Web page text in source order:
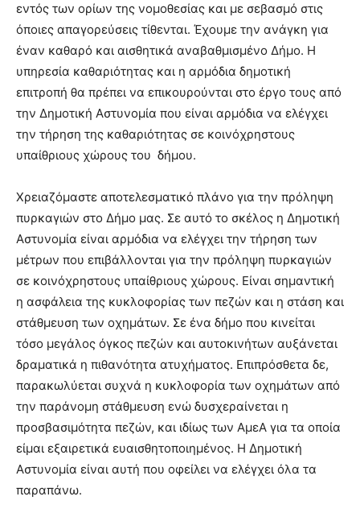
εντός των ορίων της νομοθεσίας και με σεβασμό στις
όποιες απαγορεύσεις τίθενται. Έχουμε την ανάγκη για
έναν καθαρό και αισθητικά αναβαθμισμένο Δήμο. Η
υπηρεσία καθαριότητας και η αρμόδια δημοτική
επιτροπή θα πρέπει να επικουρούνται στο έργο τους από
την Δημοτική Αστυνομία που είναι αρμόδια να ελέγχει
την τήρηση της καθαριότητας σε κοινόχρηστους
υπαίθριους χώρους του δήμου.
Χρειαζόμαστε αποτελεσματικό πλάνο για την πρόληψη
πυρκαγιών στο Δήμο μας. Σε αυτό το σκέλος η Δημοτική
Αστυνομία είναι αρμόδια να ελέγχει την τήρηση των
μέτρων που επιβάλλονται για την πρόληψη πυρκαγιών
σε κοινόχρηστους υπαίθριους χώρους. Είναι σημαντική
η ασφάλεια της κυκλοφορίας των πεζών και η στάση και
στάθμευση των οχημάτων. Σε ένα δήμο που κινείται
τόσο μεγάλος όγκος πεζών και αυτοκινήτων αυξάνεται
δραματικά η πιθανότητα ατυχήματος. Επιπρόσθετα δε,
παρακωλύεται συχνά η κυκλοφορία των οχημάτων από
την παράνομη στάθμευση ενώ δυσχεραίνεται η
προσβασιμότητα πεζών, και ιδίως των ΑμεΑ για τα οποία
είμαι εξαιρετικά ευαισθητοποιημένος. Η Δημοτική
Αστυνομία είναι αυτή που οφείλει να ελέγχει όλα τα
παραπάνω.